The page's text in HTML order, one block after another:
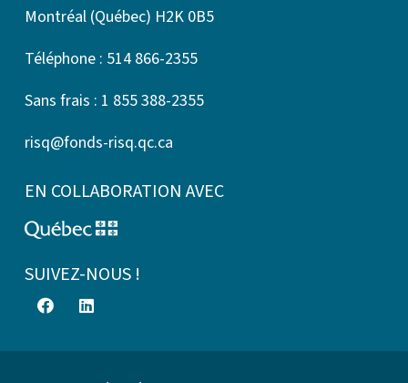
Montréal (Québec) H2K 0B5
Téléphone : 514 866-2355
Sans frais : 1 855 388-2355
risq@fonds-risq.qc.ca
EN COLLABORATION AVEC
SUIVEZ-NOUS !